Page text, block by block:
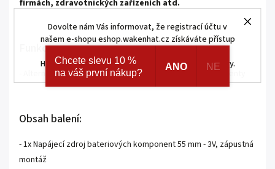
Dovolte nám Vás informovat, že registrací účtu v
našem e-shopu eshop.wakenhat.cz získáváte přístup
HOMEMATIC IP. Navíc registrací získáváte různé slevy.
firmách, zdravotnických zařízeních atd.
Funkce:
- Alternativní zdroj napájení pro 55 mm bateriové komponenty
Obsah balení:
- 1x Napájecí zdroj bateriových komponent 55 mm - 3V, zápustná
montáž
Chcete slevu 10 %
na váš první nákup?
ANO NE